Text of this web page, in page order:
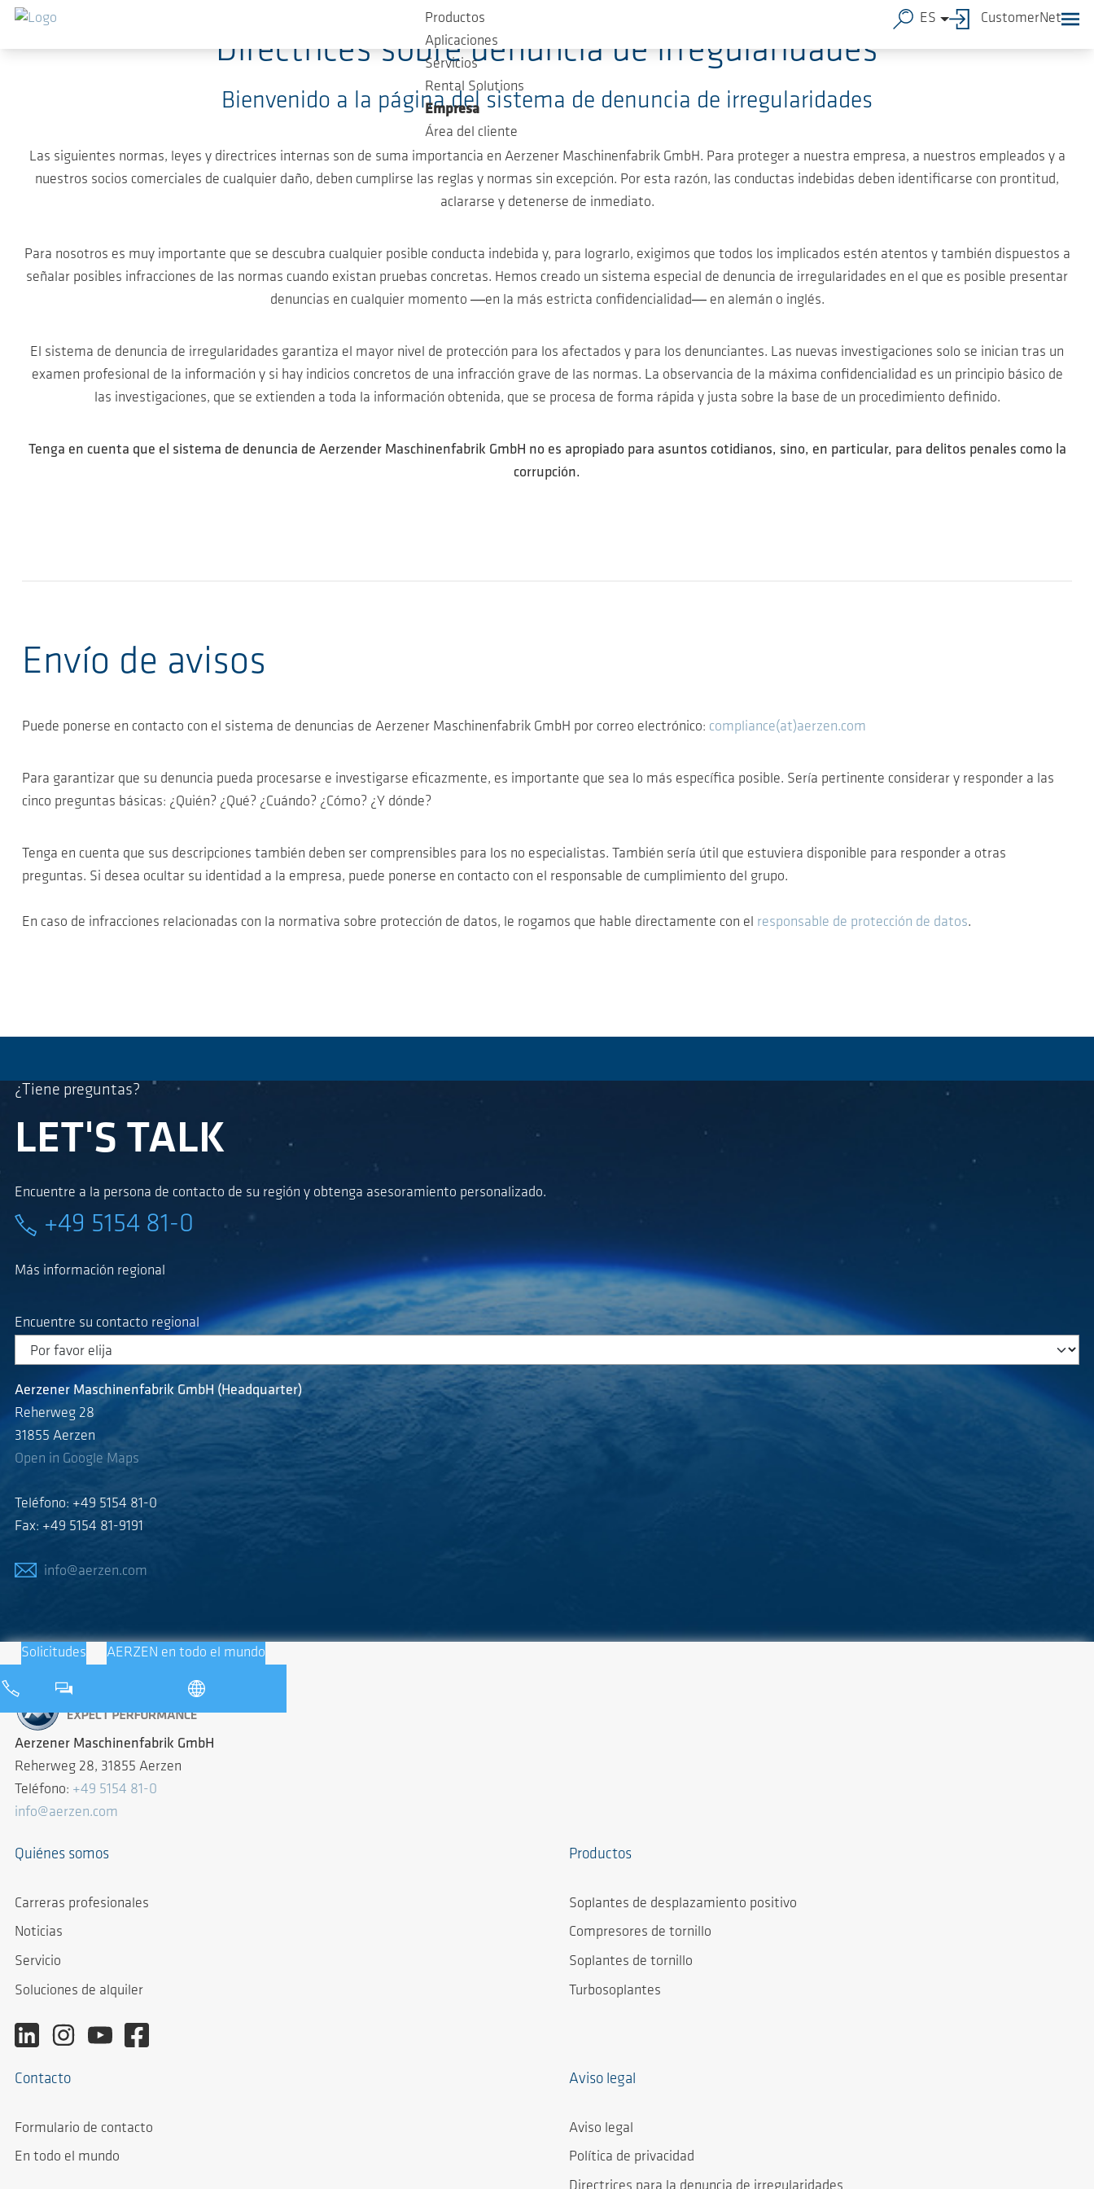
Saltar al contenido principal
Productos
Aplicaciones
Servicios
Rental Solutions
Empresa
Área del cliente
ES CustomerNet
Directrices sobre denuncia de irregularidades
Bienvenido a la página del sistema de denuncia de irregularidades
Las siguientes normas, leyes y directrices internas son de suma importancia en Aerzener Maschinenfabrik GmbH. Para proteger a nuestra empresa, a nuestros empleados y a
nuestros socios comerciales de cualquier daño, deben cumplirse las reglas y normas sin excepción. Por esta razón, las conductas indebidas deben identificarse con prontitud,
aclararse y detenerse de inmediato.
Para nosotros es muy importante que se descubra cualquier posible conducta indebida y, para lograrlo, exigimos que todos los implicados estén atentos y también dispuestos a
señalar posibles infracciones de las normas cuando existan pruebas concretas. Hemos creado un sistema especial de denuncia de irregularidades en el que es posible presentar
denuncias en cualquier momento ―en la más estricta confidencialidad― en alemán o inglés.
El sistema de denuncia de irregularidades garantiza el mayor nivel de protección para los afectados y para los denunciantes. Las nuevas investigaciones solo se inician tras un
examen profesional de la información y si hay indicios concretos de una infracción grave de las normas. La observancia de la máxima confidencialidad es un principio básico de
las investigaciones, que se extienden a toda la información obtenida, que se procesa de forma rápida y justa sobre la base de un procedimiento definido.
Tenga en cuenta que el sistema de denuncia de Aerzender Maschinenfabrik GmbH no es apropiado para asuntos cotidianos, sino, en particular, para delitos penales como la
corrupción.
Envío de avisos
Puede ponerse en contacto con el sistema de denuncias de Aerzener Maschinenfabrik GmbH por correo electrónico: compliance(at)aerzen.com
Para garantizar que su denuncia pueda procesarse e investigarse eficazmente, es importante que sea lo más específica posible. Sería pertinente considerar y responder a las
cinco preguntas básicas: ¿Quién? ¿Qué? ¿Cuándo? ¿Cómo? ¿Y dónde?
Tenga en cuenta que sus descripciones también deben ser comprensibles para los no especialistas. También sería útil que estuviera disponible para responder a otras
preguntas. Si desea ocultar su identidad a la empresa, puede ponerse en contacto con el responsable de cumplimiento del grupo.
En caso de infracciones relacionadas con la normativa sobre protección de datos, le rogamos que hable directamente con el responsable de protección de datos.
¿Tiene preguntas?
LET'S TALK
Encuentre a la persona de contacto de su región y obtenga asesoramiento personalizado.
+49 5154 81-0
Más información regional
Encuentre su contacto regional
Aerzener Maschinenfabrik GmbH (Headquarter)
Reherweg 28
31855 Aerzen
Open in Google Maps
Teléfono: +49 5154 81-0
Fax: +49 5154 81-9191
info@aerzen.com
Solicitudes AERZEN en todo el mundo
Aerzener Maschinenfabrik GmbH
Reherweg 28, 31855 Aerzen
Teléfono: +49 5154 81-0
info@aerzen.com
Quiénes somos
Carreras profesionales
Noticias
Servicio
Soluciones de alquiler
Productos
Soplantes de desplazamiento positivo
Compresores de tornillo
Soplantes de tornillo
Turbosoplantes
Contacto
Formulario de contacto
En todo el mundo
Aviso legal
Aviso legal
Política de privacidad